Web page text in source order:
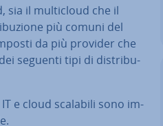
sia il mul­ti­cloud che il
più comuni del
da più provider che
seguenti tipi di di­stri­bu­
e cloud scalabili sono im­